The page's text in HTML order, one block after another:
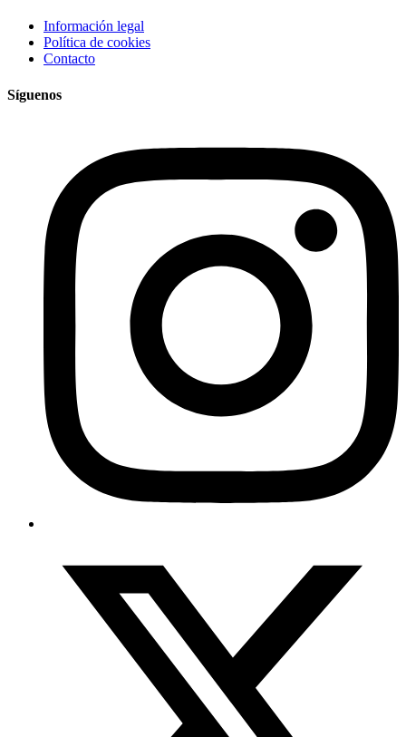
Información legal
Política de cookies
Contacto
Síguenos